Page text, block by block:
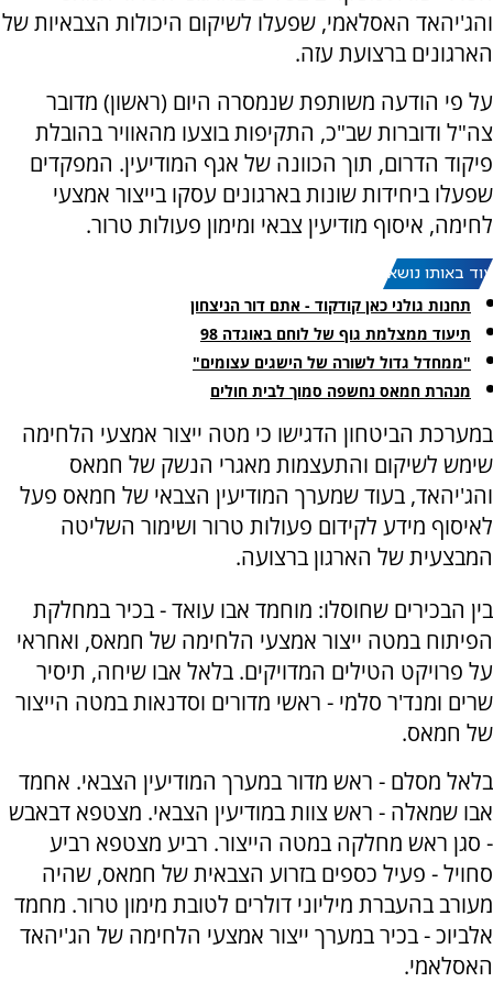
והג'יהאד האסלאמי, שפעלו לשיקום היכולות הצבאיות של
הארגונים ברצועת עזה.
על פי הודעה משותפת שנמסרה היום (ראשון) מדובר
צה"ל ודוברות שב"כ, התקיפות בוצעו מהאוויר בהובלת
פיקוד הדרום, תוך הכוונה של אגף המודיעין. המפקדים
שפעלו ביחידות שונות בארגונים עסקו בייצור אמצעי
לחימה, איסוף מודיעין צבאי ומימון פעולות טרור.
עוד באותו נושא:
תחנות גולני כאן קודקוד - אתם דור הניצחון
תיעוד ממצלמת גוף של לוחם באוגדה 98
"ממחדל גדול לשורה של הישגים עצומים"
מנהרת חמאס נחשפה סמוך לבית חולים
במערכת הביטחון הדגישו כי מטה ייצור אמצעי הלחימה
שימש לשיקום והתעצמות מאגרי הנשק של חמאס
והג'יהאד, בעוד שמערך המודיעין הצבאי של חמאס פעל
לאיסוף מידע לקידום פעולות טרור ושימור השליטה
המבצעית של הארגון ברצועה.
בין הבכירים שחוסלו: מוחמד אבו עואד - בכיר במחלקת
הפיתוח במטה ייצור אמצעי הלחימה של חמאס, ואחראי
על פרויקט הטילים המדויקים. בלאל אבו שיחה, תיסיר
שרים ומנד'ר סלמי - ראשי מדורים וסדנאות במטה הייצור
של חמאס.
בלאל מסלם - ראש מדור במערך המודיעין הצבאי. אחמד
אבו שמאלה - ראש צוות במודיעין הצבאי. מצטפא דבאבש
- סגן ראש מחלקה במטה הייצור. רביע מצטפא רביע
סחויל - פעיל כספים בזרוע הצבאית של חמאס, שהיה
מעורב בהעברת מיליוני דולרים לטובת מימון טרור. מחמד
אלביוכ - בכיר במערך ייצור אמצעי הלחימה של הג'יהאד
האסלאמי.